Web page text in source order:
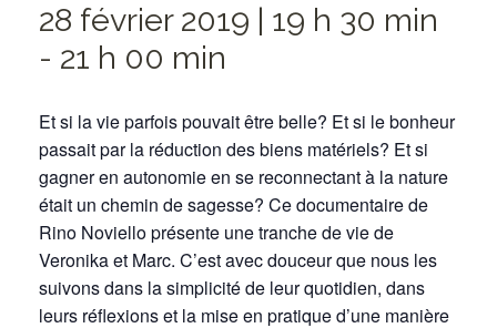
28 février 2019 | 19 h 30 min
- 21 h 00 min
Et si la vie parfois pouvait être belle? Et si le bonheur
passait par la réduction des biens matériels? Et si
gagner en autonomie en se reconnectant à la nature
était un chemin de sagesse? Ce documentaire de
Rino Noviello présente une tranche de vie de
Veronika et Marc. C’est avec douceur que nous les
suivons dans la simplicité de leur quotidien, dans
leurs réflexions et la mise en pratique d’une manière